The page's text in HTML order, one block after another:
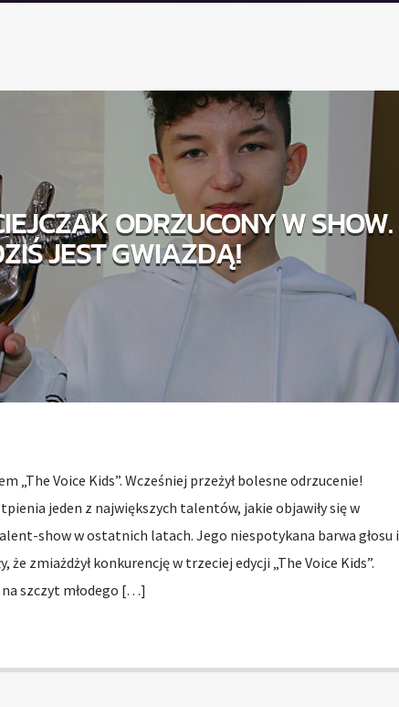
ODRZUCONY W SHOW.
JEST GWIAZDĄ!
„The Voice Kids”. Wcześniej przeżył bolesne odrzucenie!
jeden z największych talentów, jakie objawiły się w
show w ostatnich latach. Jego niespotykana barwa głosu i
że zmiażdżył konkurencję w trzeciej edycji „The Voice Kids”.
na szczyt młodego […]